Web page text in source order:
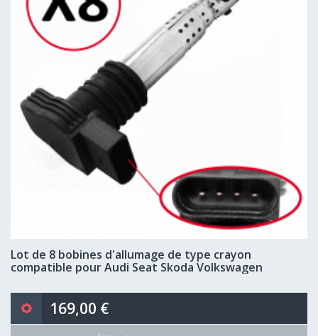
Lot de 8 bobines d'allumage de type crayon
compatible pour Audi Seat Skoda Volkswagen
169,00 €